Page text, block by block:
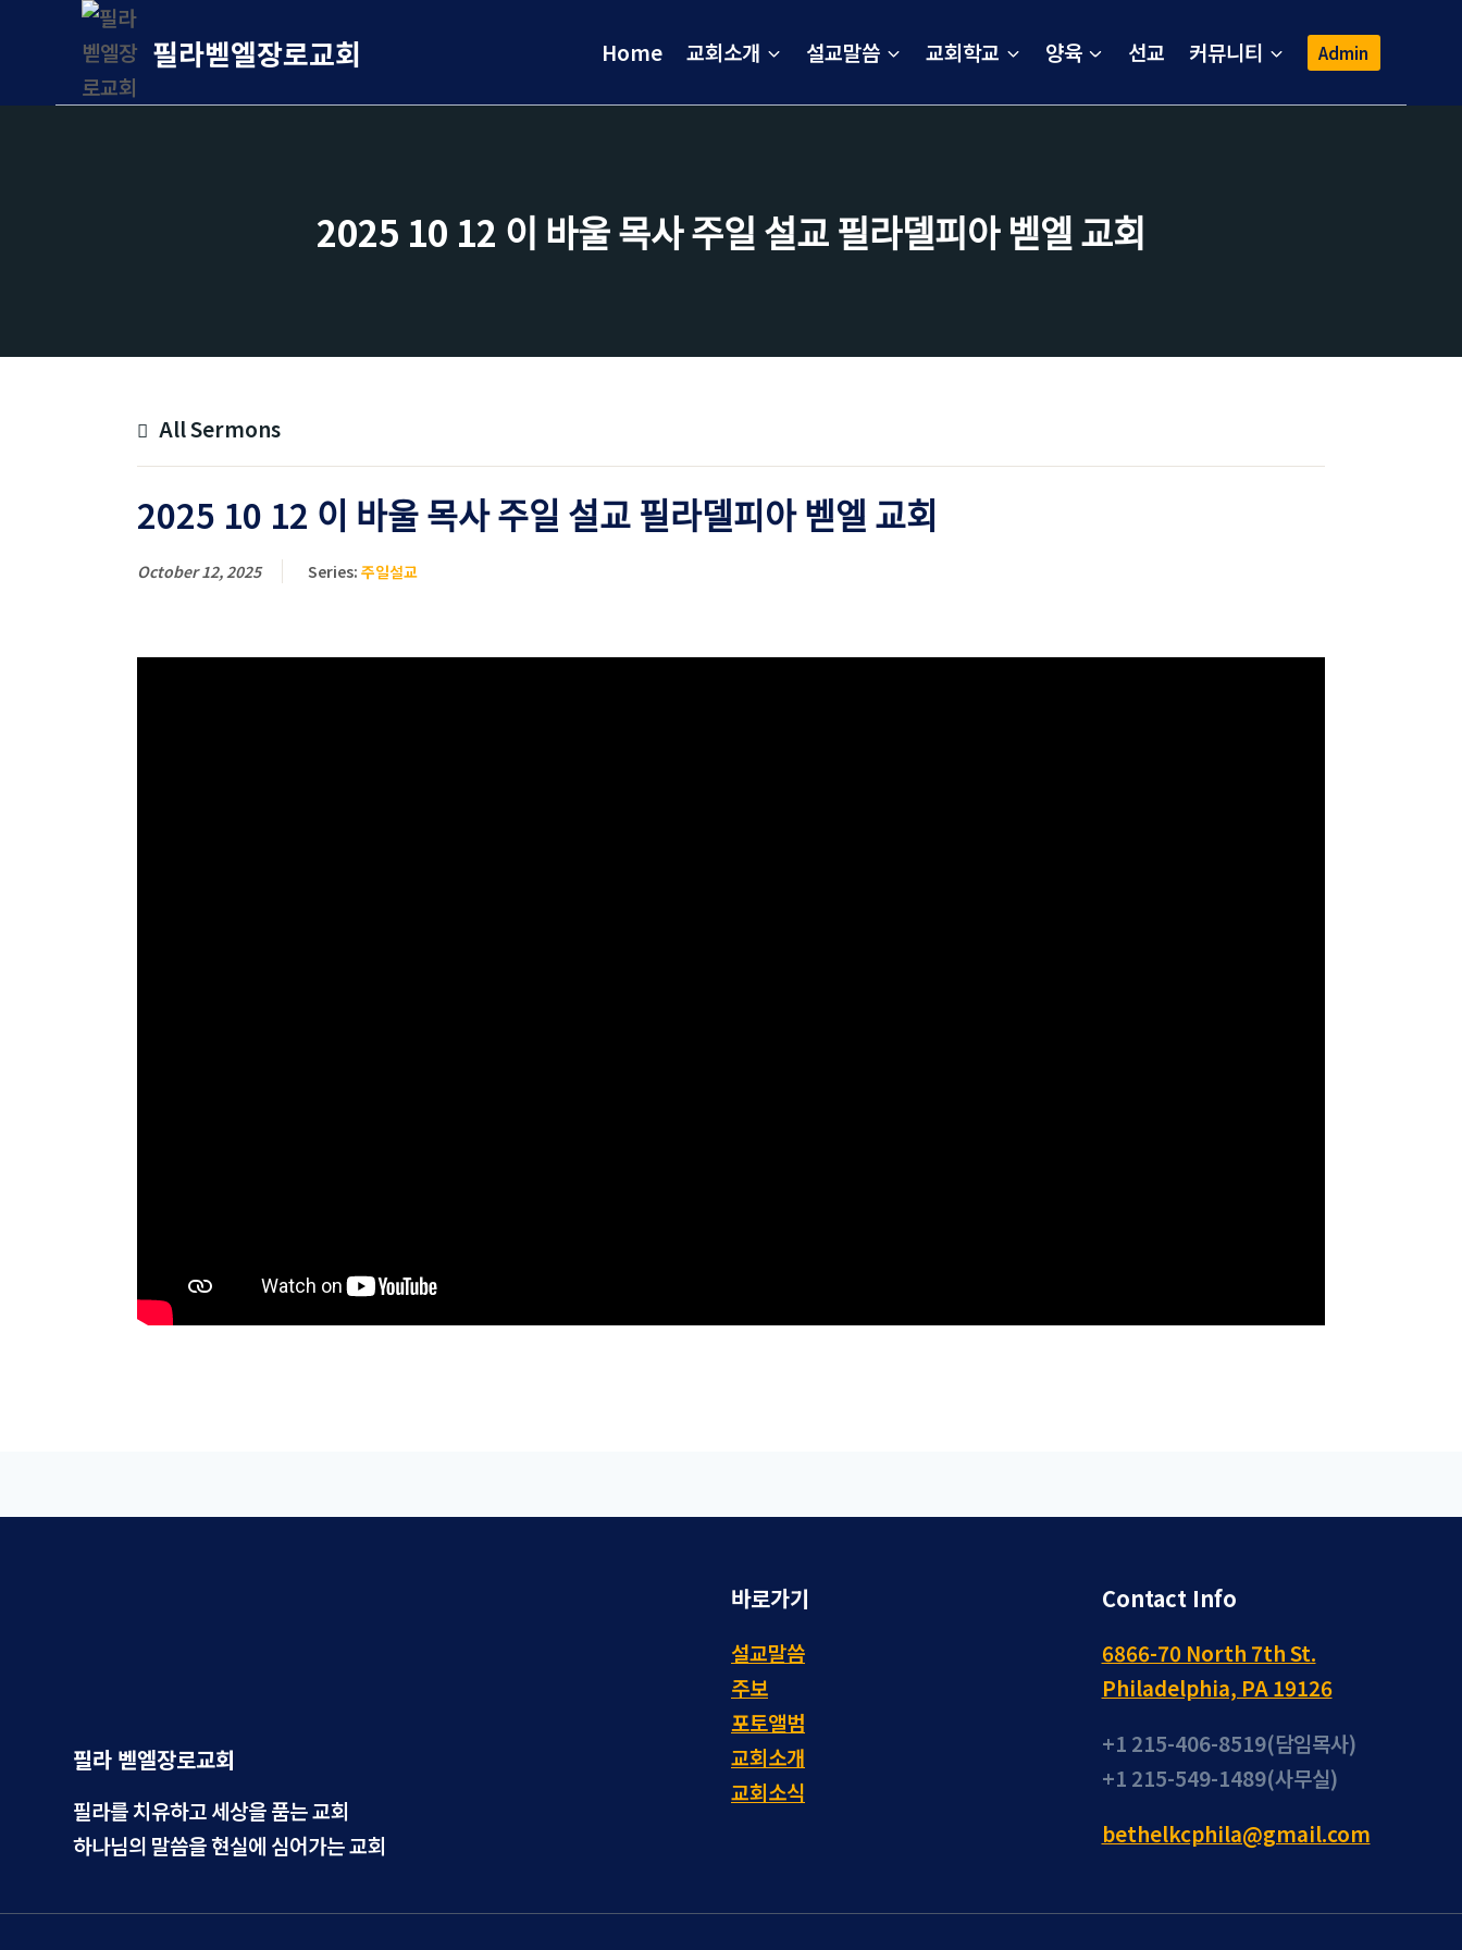
필라벧엘장로교회 Home 교회소개 설교말씀 교회학교 양육 선교 커뮤니티 Admin
2025 10 12 이 바울 목사 주일 설교 필라델피아 벧엘 교회
All Sermons
2025 10 12 이 바울 목사 주일 설교 필라델피아 벧엘 교회
October 12, 2025 Series: 주일설교
필라 벧엘장로교회
필라를 치유하고 세상을 품는 교회
하나님의 말씀을 현실에 심어가는 교회
바로가기
설교말씀
주보
포토앨범
교회소개
교회소식
Contact Info
6866-70 North 7th St.
Philadelphia, PA 19126
+1 215-406-8519(담임목사)
+1 215-549-1489(사무실)
bethelkcphila@gmail.com